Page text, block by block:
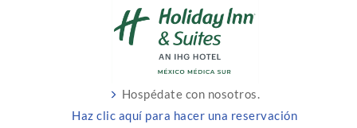
Hospédate con nosotros.
Haz clic aquí para hacer una reservación